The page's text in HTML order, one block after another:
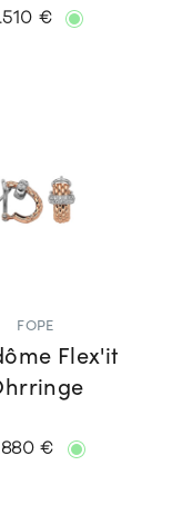
€
FOPE
Flex'it
€